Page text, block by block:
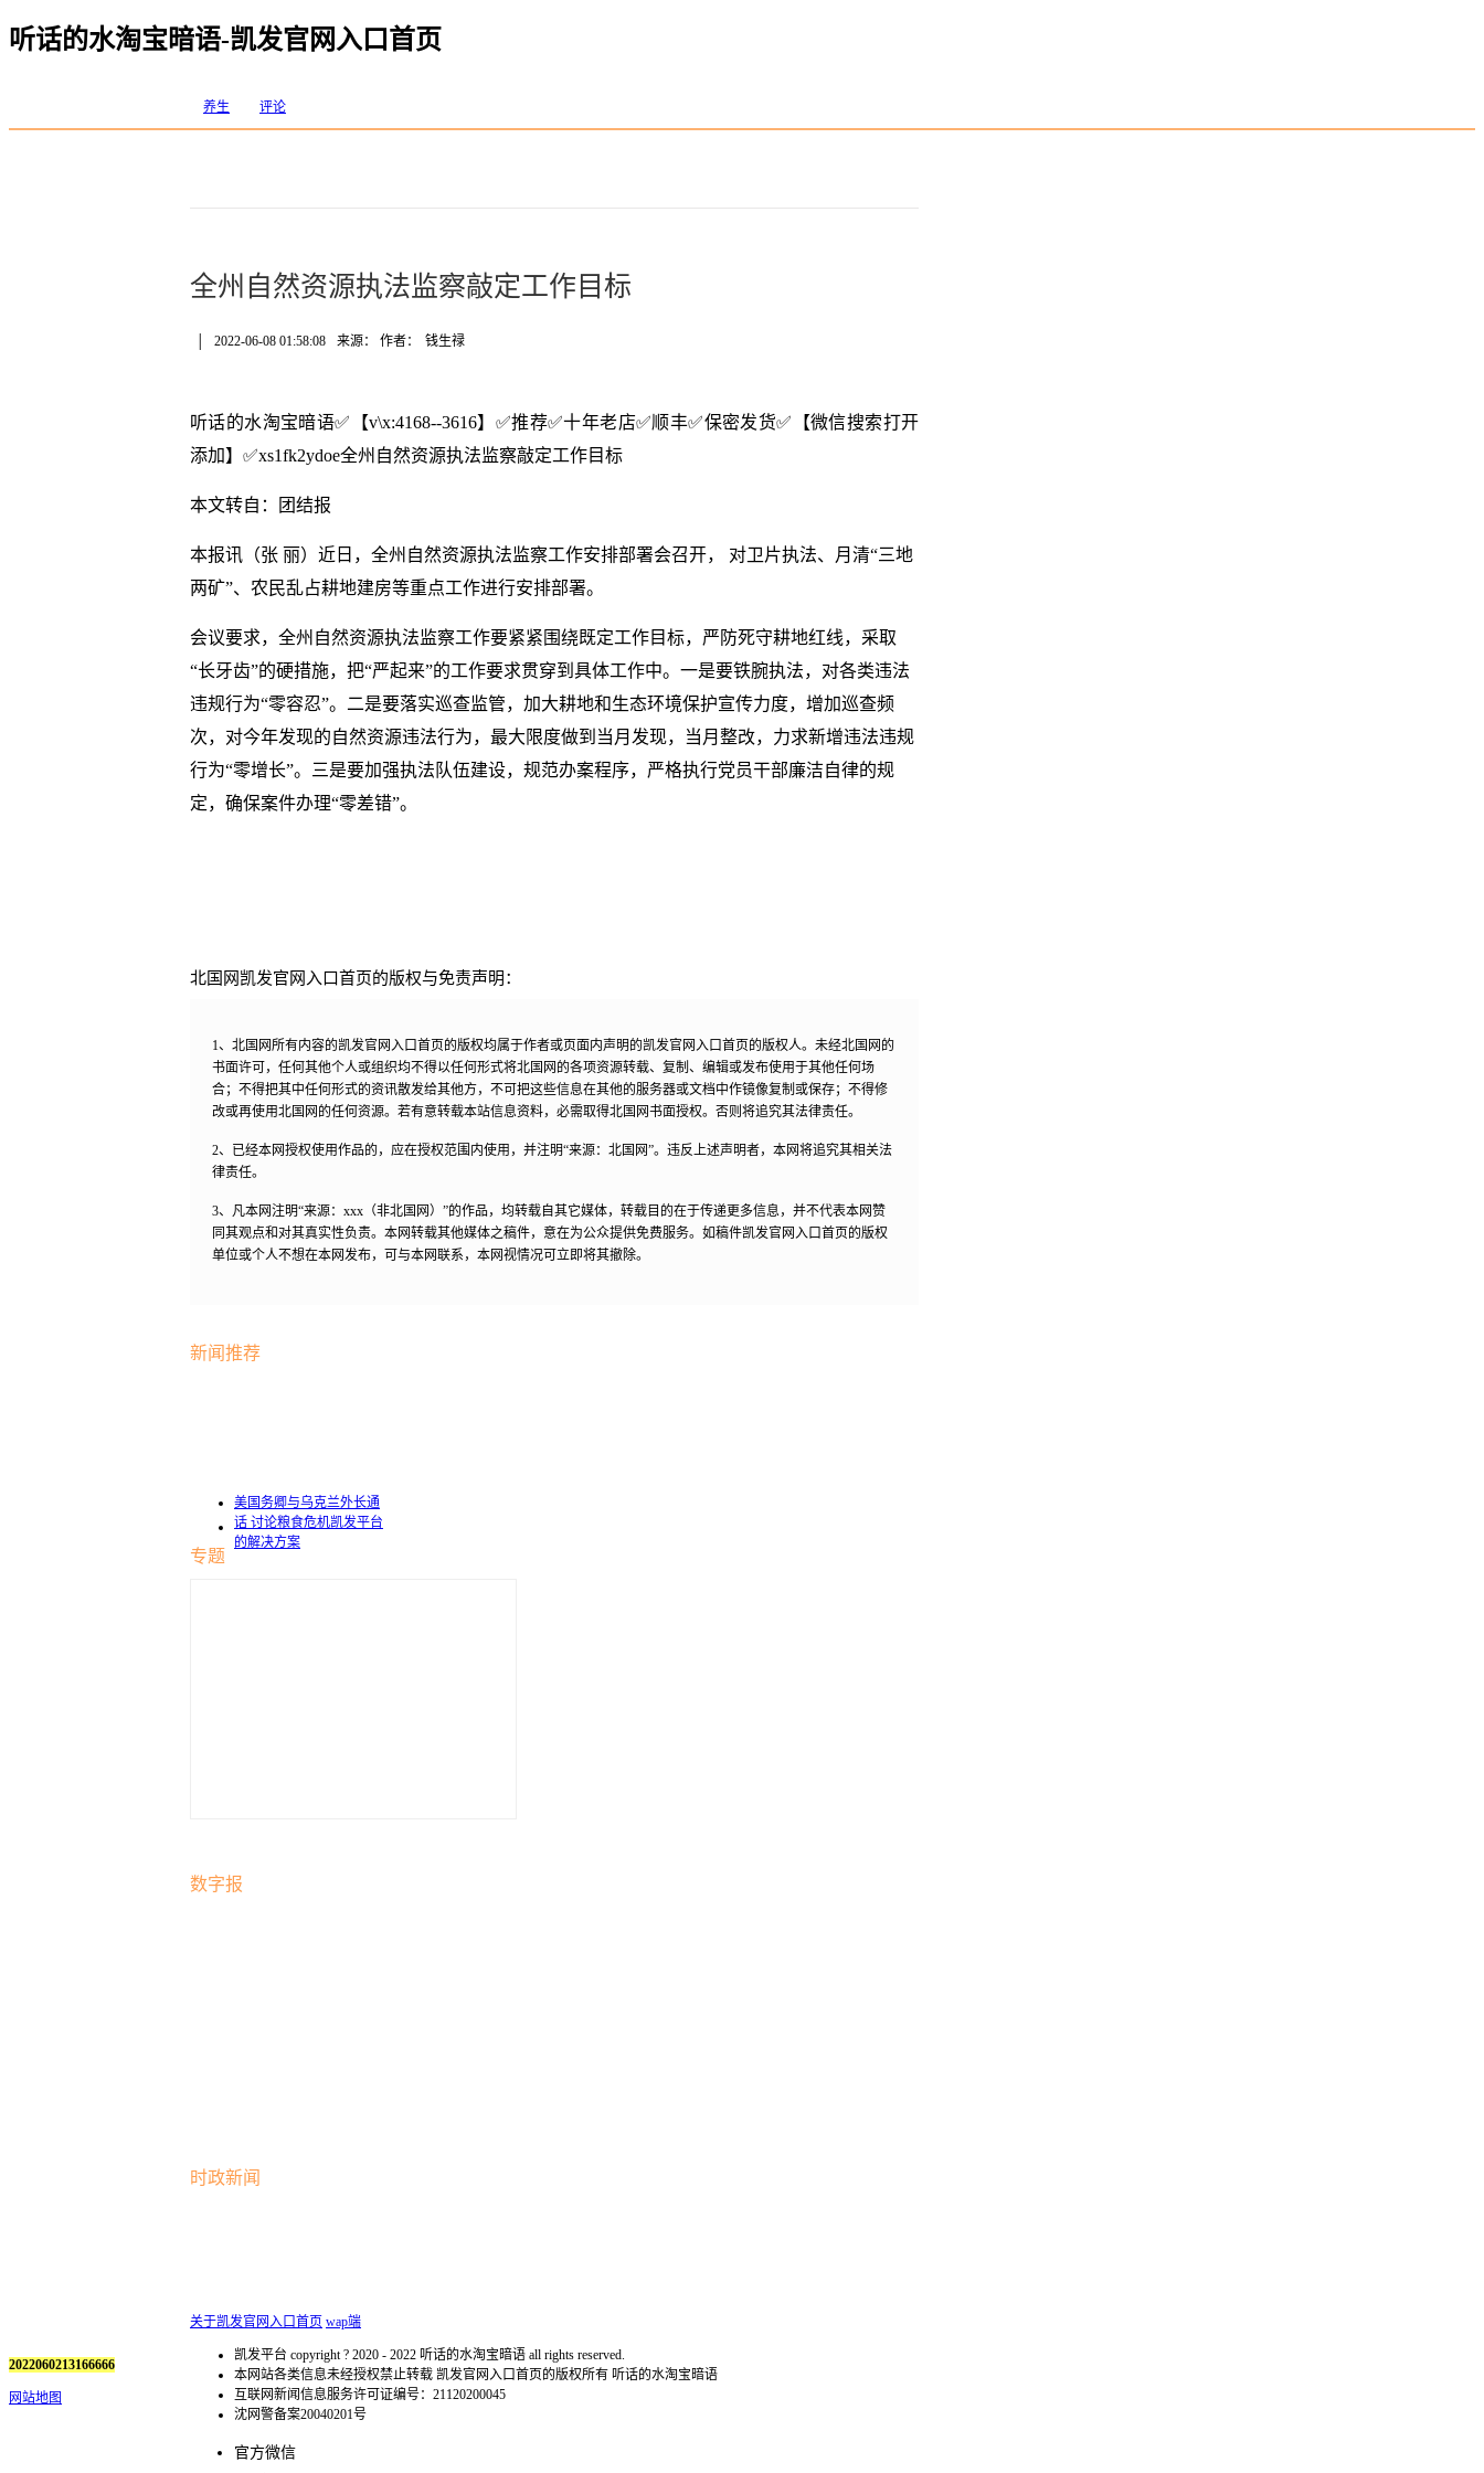
听话的水淘宝暗语-凯发官网入口首页
养生 评论
全州自然资源执法监察敲定工作目标
2022-06-08 01:58:08 来源： 作者： 钱生禄
听话的水淘宝暗语✅【v\x:4168--3616】✅推荐✅十年老店✅顺丰✅保密发货✅【微信搜索打开
添加】✅xs1fk2ydoe全州自然资源执法监察敲定工作目标
本文转自：团结报
本报讯（张 丽）近日，全州自然资源执法监察工作安排部署会召开， 对卫片执法、月清“三地
两矿”、农民乱占耕地建房等重点工作进行安排部署。
会议要求，全州自然资源执法监察工作要紧紧围绕既定工作目标，严防死守耕地红线，采取
“长牙齿”的硬措施，把“严起来”的工作要求贯穿到具体工作中。一是要铁腕执法，对各类违法
违规行为“零容忍”。二是要落实巡查监管，加大耕地和生态环境保护宣传力度，增加巡查频
次，对今年发现的自然资源违法行为，最大限度做到当月发现，当月整改，力求新增违法违规
行为“零增长”。三是要加强执法队伍建设，规范办案程序，严格执行党员干部廉洁自律的规
定，确保案件办理“零差错”。
北国网凯发官网入口首页的版权与免责声明：
1、北国网所有内容的凯发官网入口首页的版权均属于作者或页面内声明的凯发官网入口首页的版权人。未经北国网的
书面许可，任何其他个人或组织均不得以任何形式将北国网的各项资源转载、复制、编辑或发布使用于其他任何场
合；不得把其中任何形式的资讯散发给其他方，不可把这些信息在其他的服务器或文档中作镜像复制或保存；不得修
改或再使用北国网的任何资源。若有意转载本站信息资料，必需取得北国网书面授权。否则将追究其法律责任。
2、已经本网授权使用作品的，应在授权范围内使用，并注明“来源：北国网”。违反上述声明者，本网将追究其相关法
律责任。
3、凡本网注明“来源：xxx（非北国网）”的作品，均转载自其它媒体，转载目的在于传递更多信息，并不代表本网赞
同其观点和对其真实性负责。本网转载其他媒体之稿件，意在为公众提供免费服务。如稿件凯发官网入口首页的版权
单位或个人不想在本网发布，可与本网联系，本网视情况可立即将其撤除。
新闻推荐
美国务卿与乌克兰外长通
话 讨论粮食危机凯发平台
的解决方案
专题
数字报
时政新闻
关于凯发官网入口首页 wap端
凯发平台 copyright ? 2020 - 2022 听话的水淘宝暗语 all rights reserved.
本网站各类信息未经授权禁止转载 凯发官网入口首页的版权所有 听话的水淘宝暗语
互联网新闻信息服务许可证编号：21120200045
沈网警备案20040201号
官方微信
2022060213166666
网站地图